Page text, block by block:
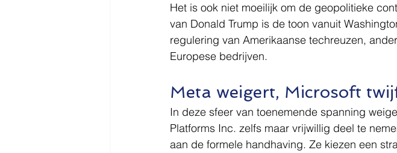
Het is ook niet moeilijk om de geopolitieke
van Donald Trump is de toon vanuit
regulering van Amerikaanse techreuzen,
Europese bedrijven.
Meta weigert, Microsoft
In deze sfeer van toenemende spanning
Platforms Inc. zelfs maar vrijwillig deel te
aan de formele handhaving. Ze kiezen een